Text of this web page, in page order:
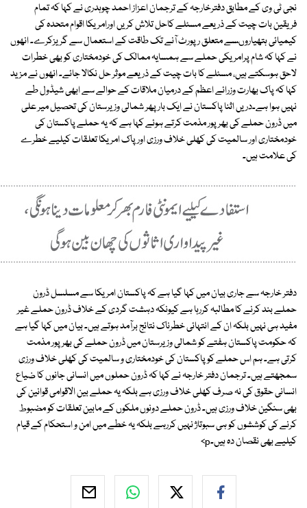
نجی ٹی وی کے مطابق دفترخارجہ کے ترجمان اعزاز احمد چوہدری نے کہا کہ تمام
فریقین بات چیت کے ذریعے مسئلے کاحل تلاش کریں اورامریکا اقوام متحدہ کی
کیمیائی ہتھیاروںسے متعلق رپورٹ آنے تک طاقت کے استعمال سے گریزکرے۔ انھوں
نے کہا کہ شام پرامریکی حملے سے ہمسایہ ممالک کی خودمختاری کو بھی خطرات
لاحق ہوسکتے ہیں، مسئلے کا بات چیت کے ذریعے موثر حل نکالا جائے۔ انھوں نے مزید
کہا کہ پاک بھارت وزرائے اعظم کے درمیان ملاقات کے حوالے سے ابھی شیڈول طے
نہیں ہوا ہے۔دریں اثنا پاکستان نے ایک بارپھر شمالی وزیرستان کی تحصیل میر علی
میں ڈرون حملے کی بھرپور مذمت کرتے ہوئے کہا ہے کہ یہ حملے پاکستان کی
خودمختاری اور سالمیت کی کھلی خلاف ورزی اور پاک امریکا تعلقات کیلیے خطرے
کی علامت ہیں۔
دفتر خارجہ سے جاری بیان میں کہا گیا ہے کہ پاکستان امریکا سے مسلسل ڈرون
حملے بند کرنے کا مطالبہ کررہا ہے کیونکہ دہشت گردی کے خلاف ڈرون حملے غیر
مفید ہی نہیں بلکہ ان کے انتہائی خطرناک نتائج برآمد ہوتے ہیں۔ بیان میں کہا گیا ہے
کہ حکومت پاکستان ہفتے کو شمالی وزیرستان میں ڈرون حملے کی بھرپور مذمت
کرتی ہے۔ ہم اس حملے کو پاکستان کی خودمختاری و سالمیت کی کھلی خلاف ورزی
سمجھتے ہیں۔ ترجمان دفتر خارجہ نے کہا کہ ڈرون حملوں میں انسانی جانوں کا ضیاع
انسانی حقوق کی نہ صرف کھلی خلاف ورزی ہے بلکہ یہ حملے بین الاقوامی قوانین کی
بھی سنگین خلاف ورزی ہیں۔ ڈرون حملے دونوں ملکوں کے مابین تعلقات کو مضبوط
کرنے کی کوششوں کو ہی سبوتاژ نہیں کررہے بلکہ یہ خطے میں امن و استحکام کے قیام
کیلیے بھی نقصان دہ ہیں۔p>